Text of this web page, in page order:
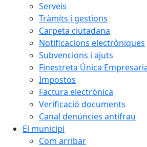
Serveis
Tràmits i gestions
Carpeta ciutadana
Notificacions electròniques
Subvencions i ajuts
Finestreta Única
Impostos
Factura electrònica
Verificació documents
Canal denúncies antifrau
El municipi
Com arribar